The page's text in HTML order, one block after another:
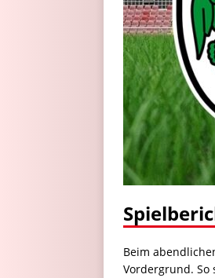
Beim
Vordergrund. So